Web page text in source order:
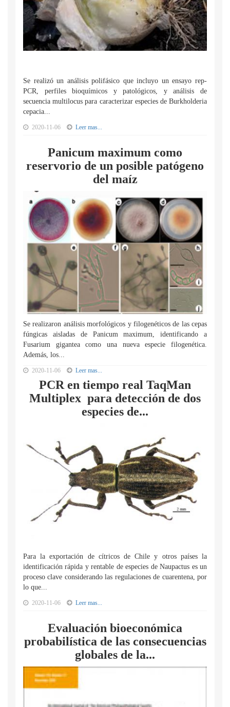
Se realizó un análisis polifásico que incluyo un ensayo rep-
PCR, perfiles bioquímicos y patológicos, y análisis de
secuencia multilocus para caracterizar especies de Burkholderia
cepacia...
2020-11-06 Leer mas...
Panicum maximum como
reservorio de un posible patógeno
del maíz
Se realizaron análisis morfológicos y filogenéticos de las cepas
fúngicas aisladas de Panicum maximum, identificando a
Fusarium gigantea como una nueva especie filogenética.
Además, los...
2020-11-06 Leer mas...
PCR en tiempo real TaqMan
Multiplex para detección de dos
especies de...
Para la exportación de cítricos de Chile y otros países la
identificación rápida y rentable de especies de Naupactus es un
proceso clave considerando las regulaciones de cuarentena, por
lo que...
2020-11-06 Leer mas...
Evaluación bioeconómica
probabilística de las consecuencias
globales de la...